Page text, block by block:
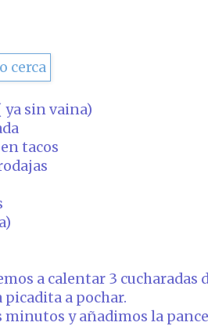
ya sin vaina)
tacos
a calentar 3 cucharadas
a pochar.
minutos y añadimos la